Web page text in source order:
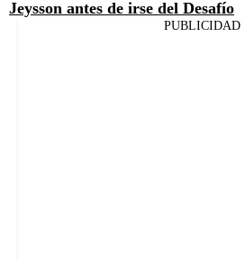
Jeysson antes de irse del Desafío
PUBLICIDAD